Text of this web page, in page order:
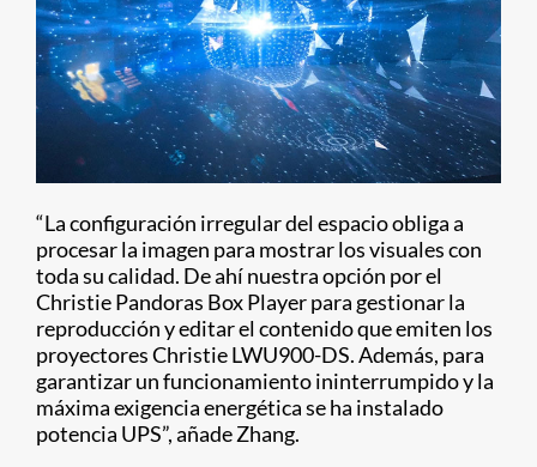
“La configuración irregular del espacio obliga a
procesar la imagen para mostrar los visuales con
toda su calidad. De ahí nuestra opción por el
Christie Pandoras Box Player para gestionar la
reproducción y editar el contenido que emiten los
proyectores Christie LWU900-DS. Además, para
garantizar un funcionamiento ininterrumpido y la
máxima exigencia energética se ha instalado
potencia UPS”, añade Zhang.